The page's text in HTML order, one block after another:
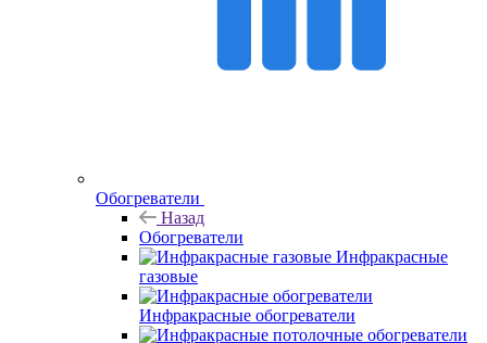
Обогреватели
Назад
Обогреватели
Инфракрасные
газовые
Инфракрасные обогреватели